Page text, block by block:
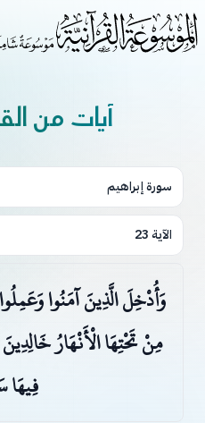
آيات من
سورة إبراهيم
الآية 23
وَأُدْخِلَ الَّذِينَ آمَنُوا
مِنْ تَحْتِهَا الْأَنْهَارُ